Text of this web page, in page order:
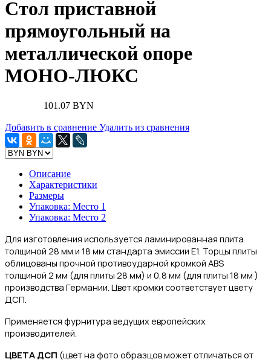
Стол приставной
прямоугольный на
металлической опоре
МОНО-ЛЮКС
101.07 BYN
Добавить в сравнение Удалить из сравнения
Описание
Характеристики
Размеры
Упаковка: Место 1
Упаковка: Место 2
Для изготовления используется ламинированная плита
толщиной 28 мм и 18 мм стандарта эмиссии Е1. Торцы плиты
облицованы прочной противоударной кромкой ABS
толщиной 2 мм (для плиты 28 мм) и 0,8 мм (для плиты 18 мм )
производства Германии. Цвет кромки соответствует цвету
ДСП.
Применяется фурнитура ведущих европейских
производителей.
ЦВЕТА ДСП (цвет на фото образцов может отличаться от